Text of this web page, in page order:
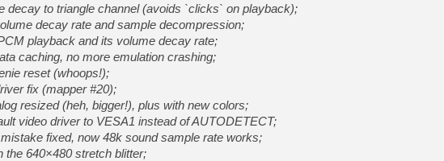
[Mo5] Brickboy cherche à
[GK] Minecraft et ses «
[GK] Beast of
[GK] Ubisoft : fin de partie
[GK] Mémoire cash -
[GK] Dan Houser (GTA)
[GK] Comment EA Sports
[GK] Crimson Moon : un
[GK] Isle of Reveries : le
[GK] Moonlighter 2 : The
[GK] Capcom relance
decay to triangle channel (avoids `clicks` on playback);
decay rate and sample decompression;
playback and its volume decay rate;
caching, no more emulation crashing;
reset (whoops!);
fix (mapper #20);
resized (heh, bigger!), plus with new colors;
video driver to VESA1 instead of AUTODETECT;
fixed, now 48k sound sample rate works;
the 640×480 stretch blitter;